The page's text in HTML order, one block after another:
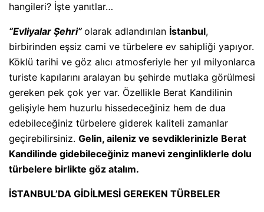
hangileri? İşte yanıtlar…
“Evliyalar Şehri” olarak adlandırılan İstanbul,
birbirinden eşsiz cami ve türbelere ev sahipliği yapıyor.
Köklü tarihi ve göz alıcı atmosferiyle her yıl milyonlarca
turiste kapılarını aralayan bu şehirde mutlaka görülmesi
gereken pek çok yer var. Özellikle Berat Kandilinin
gelişiyle hem huzurlu hissedeceğiniz hem de dua
edebileceğiniz türbelere giderek kaliteli zamanlar
geçirebilirsiniz. Gelin, aileniz ve sevdiklerinizle Berat
Kandilinde gidebileceğiniz manevi zenginliklerle dolu
türbelere birlikte göz atalım.
İSTANBUL’DA GİDİLMESİ GEREKEN TÜRBELER